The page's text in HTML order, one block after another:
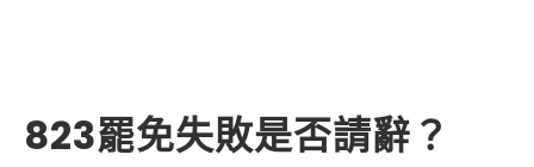
823罷免失敗是否請辭？